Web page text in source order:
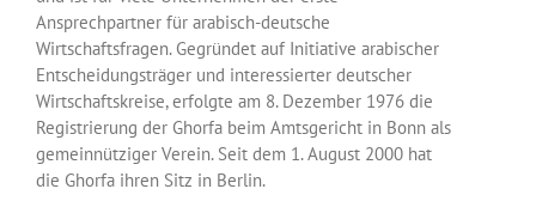
Ansprechpartner für arabisch-deutsche
Wirtschaftsfragen. Gegründet auf Initiative arabischer
Entscheidungsträger und interessierter deutscher
Wirtschaftskreise, erfolgte am 8. Dezember 1976 die
Registrierung der Ghorfa beim Amtsgericht in Bonn als
gemeinnütziger Verein. Seit dem 1. August 2000 hat
die Ghorfa ihren Sitz in Berlin.